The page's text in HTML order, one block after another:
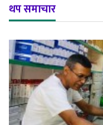
थप समाचार